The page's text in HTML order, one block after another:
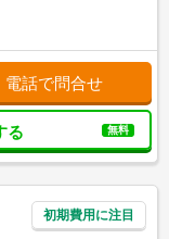
電話で問合せ
る 無料
初期費用に注目